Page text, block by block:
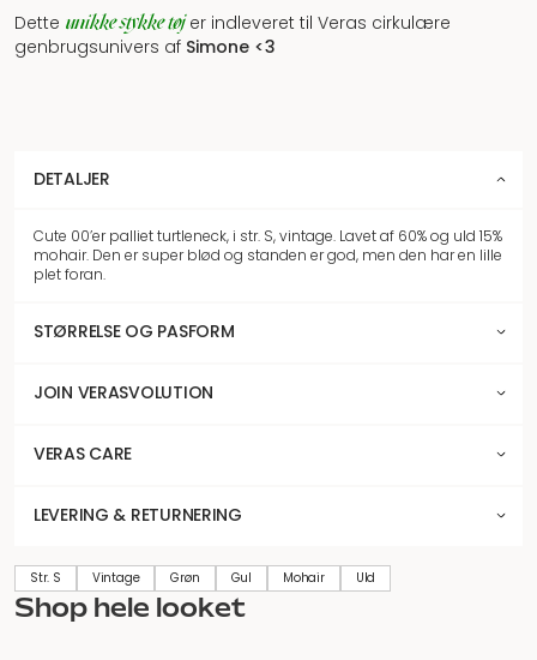
Dette unikke stykke tøjer indleveret til Veras cirkulære
genbrugsunivers af Simone <3
DETALJER
Cute 00’er palliet turtleneck, i str. S, vintage. Lavet af 60% og uld 15%
mohair. Den er super blød og standen er god, men den har en lille
plet foran.
STØRRELSE OG PASFORM
JOIN VERASVOLUTION
VERAS CARE
LEVERING & RETURNERING
Str. S Vintage Grøn Gul Mohair Uld
Shop hele looket